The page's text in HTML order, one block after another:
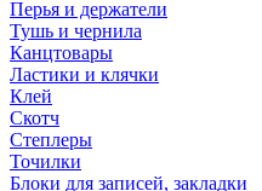
Перья и держатели
Тушь и чернила
Канцтовары
Ластики и клячки
Клей
Скотч
Степлеры
Точилки
Блоки для записей, закладки